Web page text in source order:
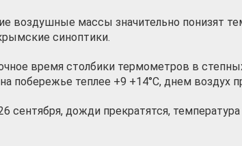
воздушные массы значительно понизят
синоптики.
время столбики термометров в
побережье теплее +9 +14°С, днем воздух
сентября, дожди прекратятся,